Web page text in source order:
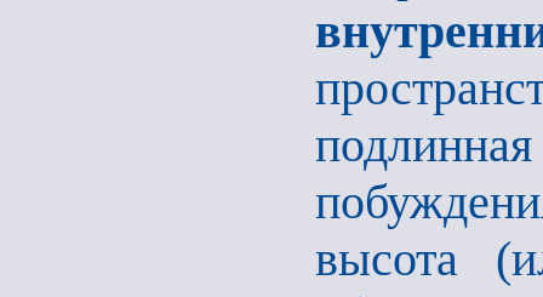
высота